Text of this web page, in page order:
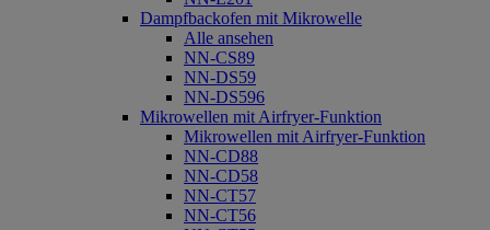
Dampfbackofen mit Mikrowelle
Alle ansehen
NN-CS89
NN-DS59
NN-DS596
Mikrowellen mit Airfryer-Funktion
Mikrowellen mit Airfryer-Funktion
NN-CD88
NN-CD58
NN-CT57
NN-CT56